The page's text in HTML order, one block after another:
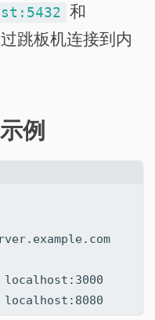
和
跳板机连接到内
例